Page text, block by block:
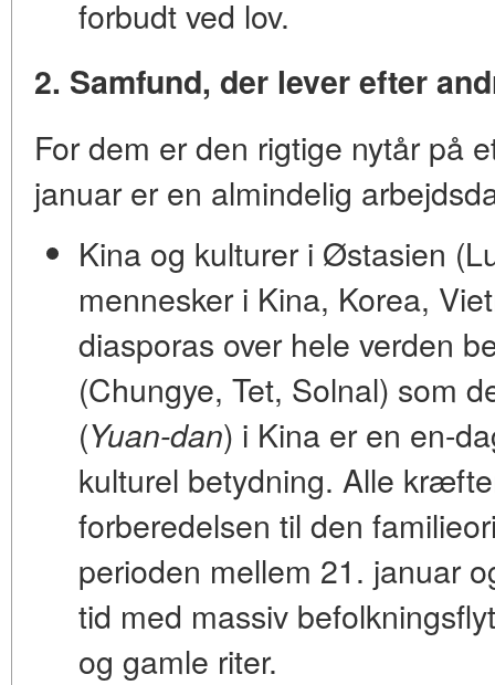
forbudt ved lov.
2. Samfund, der lever efter
For dem er den rigtige nytår på
januar er en almindelig
Kina og kulturer i Østasien
mennesker i Kina, Korea,
diasporas over hele verden
(Chungye, Tet, Solnal) som
(Yuan-dan) i Kina er en en-
kulturel betydning. Alle
forberedelsen til den
perioden mellem 21. januar
tid med massiv
og gamle riter.